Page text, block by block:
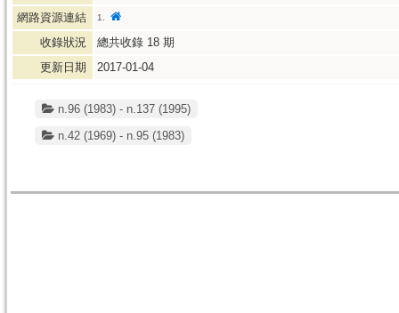
網路資源連結
1.
收錄狀況 總共收錄 18 期
更新日期
2017-01-04
n.96 (1983) - n.137 (1995)
n.42 (1969) - n.95 (1983)